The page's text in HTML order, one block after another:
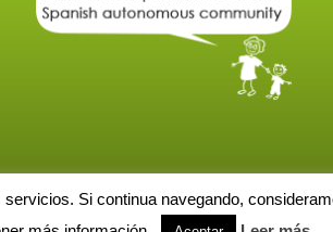
Si continua navegando,
Protección de datos Solicitud de baja